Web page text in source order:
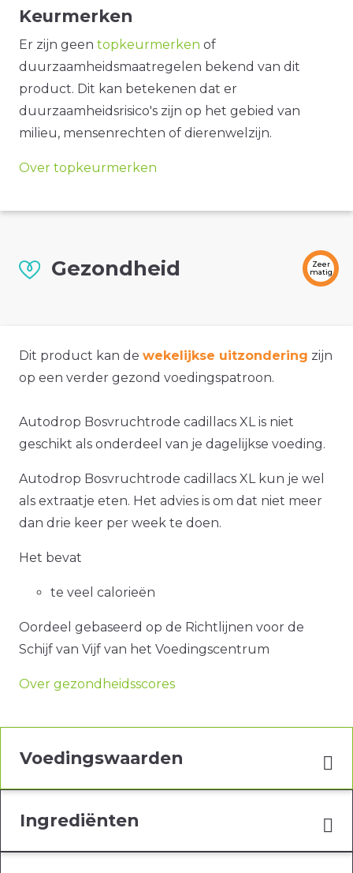
Keurmerken
Er zijn geen topkeurmerken of
duurzaamheidsmaatregelen bekend van dit
product. Dit kan betekenen dat er
duurzaamheidsrisico's zijn op het gebied van
milieu, mensenrechten of dierenwelzijn.
Over topkeurmerken
Gezondheid
Zeer
matig
Dit product kan de wekelijkse uitzondering zijn
op een verder gezond voedingspatroon.
Autodrop Bosvruchtrode cadillacs XL is niet
geschikt als onderdeel van je dagelijkse voeding.
Autodrop Bosvruchtrode cadillacs XL kun je wel
als extraatje eten. Het advies is om dat niet meer
dan drie keer per week te doen.
Het bevat
te veel calorieën
Oordeel gebaseerd op de Richtlijnen voor de
Schijf van Vijf van het Voedingscentrum
Over gezondheidsscores
Voedingswaarden
Ingrediënten